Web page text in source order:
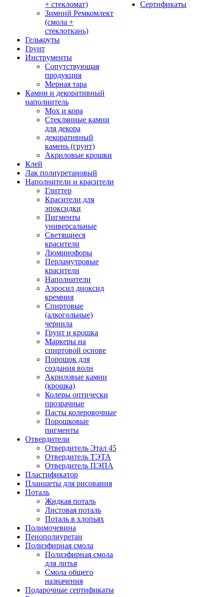
+ стекломат)
Зимний Ремкомлект
(смола +
стеклоткань)
Гелькоуты
Грунт
Инструменты
Сопутствующая
продукция
Мерная тара
Камни и декоративный
наполнитель
Мох и кора
Стеклянные камни
для декора
декоративный
камень (грунт)
Акриловые крошки
Клей
Лак полиуретановый
Наполнители и красители
Глиттер
Красители для
эпоксидки
Пигменты
универсальные
Светящиеся
красители
Люминофоры
Перламутровые
красители
Наполнители
Аэросил диоксид
кремния
Спиртовые
(алкогольные)
чернила
Грунт и крошка
Маркеры на
спиртовой основе
Порошок для
создания волн
Акриловые камни
(крошка)
Колеры оптически
прозрачные
Пасты колеровочные
Порошковые
пигменты
Отвердители
Отвердитель Этал 45
Отвердитель ТЭТА
Отвердитель ПЭПА
Пластификатор
Планшеты для рисования
Поталь
Жидкая поталь
Листовая поталь
Поталь в хлопьях
Полимочевина
Пенополиуретан
Полиэфирная смола
Полиэфирная смола
для литья
Смола общего
назначения
Подарочные сертификаты
Сертификаты